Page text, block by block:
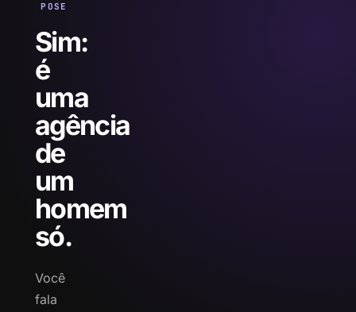
POSE
Sim:
é
uma
agência
de
um
homem
só.
Você
fala